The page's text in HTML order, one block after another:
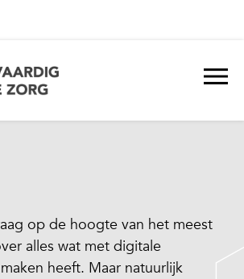
& Zorg thuis
werk
op de hoogte van het meest
alles wat met digitale
heeft. Maar natuurlijk